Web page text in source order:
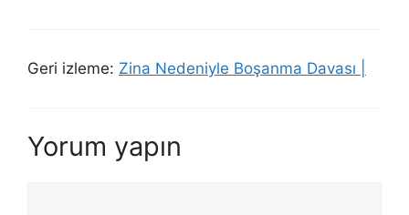
Geri izleme: Zina Nedeniyle Boşanma Davası |
Yorum yapın